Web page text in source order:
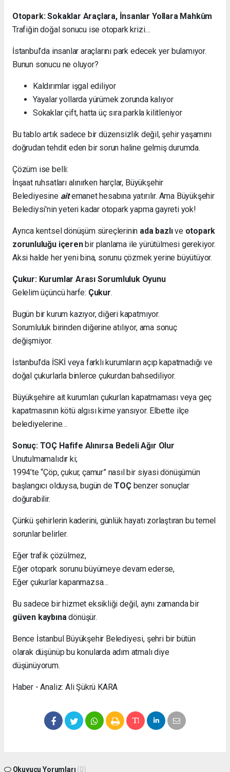
Otopark: Sokaklar Araçlara, İnsanlar Yollara Mahkûm
Trafiğin doğal sonucu ise otopark krizi…
İstanbul’da insanlar araçlarını park edecek yer bulamıyor.
Bunun sonucu ne oluyor?
Kaldırımlar işgal ediliyor
Yayalar yollarda yürümek zorunda kalıyor
Sokaklar çift, hatta üç sıra parkla kilitleniyor
Bu tablo artık sadece bir düzensizlik değil, şehir yaşamını
doğrudan tehdit eden bir sorun haline gelmiş durumda.
Çözüm ise belli:
İnşaat ruhsatları alınırken harçlar, Büyükşehir
Belediyesine aitemanet hesabına yatırılır. Ama Büyükşehir
Belediysi'nin yeteri kadar otopark yapma gayreti yok!
Ayrıca kentsel dönüşüm süreçlerinin ada bazlıve otopark
zorunluluğu içerenbir planlama ile yürütülmesi gerekiyor.
Aksi halde her yeni bina, sorunu çözmek yerine büyütüyor.
Çukur: Kurumlar Arası Sorumluluk Oyunu
Gelelim üçüncü harfe: Çukur.
Bugün bir kurum kazıyor, diğeri kapatmıyor.
Sorumluluk birinden diğerine atılıyor, ama sonuç
değişmiyor.
İstanbul’da İSKİ veya farklı kurumların açıp kapatmadığı ve
doğal çukurlarla binlerce çukurdan bahsediliyor.
Büyükşehire ait kurumları çukurları kapatmaması veya geç
kapatmasının kötü algısı kime yansıyor. Elbette ilçe
belediyelerine…
Sonuç: TOÇ Hafife Alınırsa Bedeli Ağır Olur
Unutulmamalıdır ki;
1994’te “Çöp, çukur, çamur” nasıl bir siyasi dönüşümün
başlangıcı olduysa, bugün deTOÇbenzer sonuçlar
doğurabilir.
Çünkü şehirlerin kaderini, günlük hayatı zorlaştıran bu temel
sorunlar belirler.
Eğer trafik çözülmez,
Eğer otopark sorunu büyümeye devam ederse,
Eğer çukurlar kapanmazsa…
Bu sadece bir hizmet eksikliği değil, aynı zamanda bir
güven kaybına dönüşür.
Bence İstanbul Büyükşehir Belediyesi, şehri bir bütün
olarak düşünüp bu konularda adım atmalı diye
düşünüyorum.
Haber - Analiz: Ali Şükrü KARA
Okuyucu Yorumları (0)